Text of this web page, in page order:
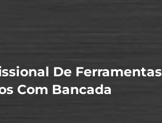
De
Com Bancada